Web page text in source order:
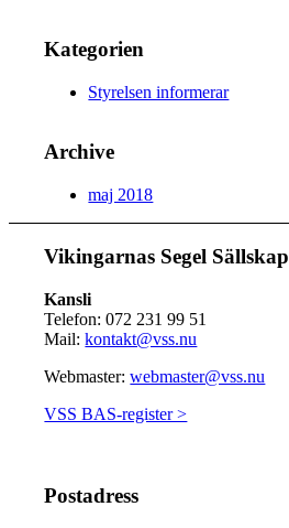
Kategorien
Styrelsen informerar
Archive
maj 2018
Vikingarnas Segel Sällskap
Kansli
Telefon: 072 231 99 51
Mail:kontakt@vss.nu
Webmaster:webmaster@vss.nu
VSS BAS-register >
Postadress